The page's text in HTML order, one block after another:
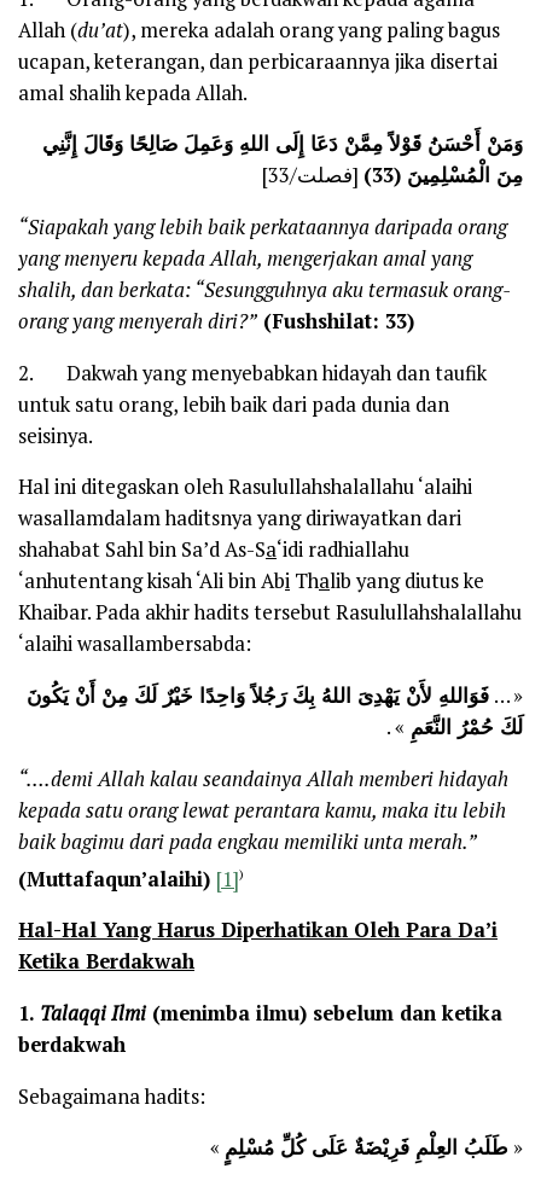
Allah (du’at), mereka adalah orang yang paling bagus
ucapan, keterangan, dan perbicaraannya jika disertai
amal shalih kepada Allah.
وَمَنْ أَحْسَنُ قَوْلاً مِمَّنْ دَعَا إِلَى اللهِ وَعَمِلَ صَالِحًا وَقَالَ إِنَّنِي
مِنَ الْمُسْلِمِينَ (33)
[فصلت/33]
“Siapakah yang lebih baik perkataannya daripada orang
yang menyeru kepada Allah, mengerjakan amal yang
shalih, dan berkata: “Sesungguhnya aku termasuk orang-
orang yang menyerah diri?” (Fushshilat: 33)
2. Dakwah yang menyebabkan hidayah dan taufik
untuk satu orang, lebih baik dari pada dunia dan
seisinya.
Hal ini ditegaskan oleh Rasulullahshalallahu ‘alaihi
wasallamdalam haditsnya yang diriwayatkan dari
shahabat Sahl bin Sa’d As-Sa‘idi radhiallahu
‘anhutentang kisah ‘Ali bin Abi Thalib yang diutus ke
Khaibar. Pada akhir hadits tersebut Rasulullahshalallahu
‘alaihi wasallambersabda:
« … فَوَاللهِ لأَنْ يَهْدِىَ اللهُ بِكَ رَجُلاً وَاحِدًا خَيْرٌ لَكَ مِنْ أَنْ يَكُونَ
لَكَ حُمْرُ النَّعَمِ » .
“….demi Allah kalau seandainya Allah memberi hidayah
kepada satu orang lewat perantara kamu, maka itu lebih
baik bagimu dari pada engkau memiliki unta merah.”
(Muttafaqun’alaihi) [1])
Hal-Hal Yang Harus Diperhatikan Oleh Para Da’i
Ketika Berdakwah
1. Talaqqi Ilmi(menimba ilmu) sebelum dan ketika
berdakwah
Sebagaimana hadits:
« طَلَبُ العِلْمِ فَرِيْضَةٌ عَلَى كُلِّ مُسْلِمٍ »